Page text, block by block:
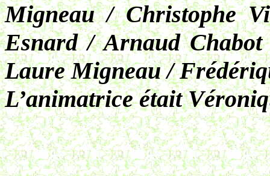
Migneau / Christophe
Esnard / Arnaud
Laure Migneau /
L’animatrice était